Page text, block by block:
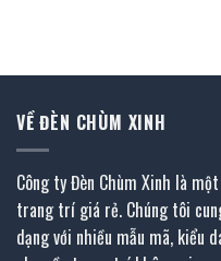
VỀ ĐÈN CHÙM XINH
Công ty Đèn Chùm Xinh là
trang trí giá rẻ. Chúng tôi
dạng với nhiều mẫu mã, kiểu